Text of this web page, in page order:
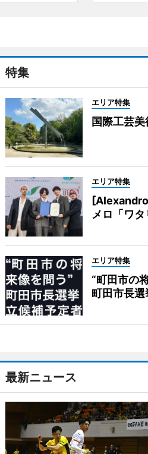
特集
エリア特集
国際工芸
エリア特集
メロ「ワ
エリア特集
“町田市の
町田市長
最新ニュース